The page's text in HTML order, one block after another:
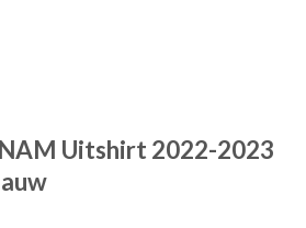
Uitshirt 2022-2023